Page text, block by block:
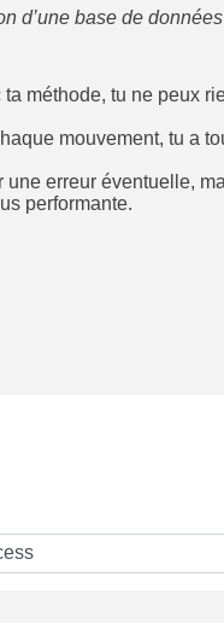
d’une base de données
méthode, tu ne peux
mouvement, tu a
erreur éventuelle,
performante.